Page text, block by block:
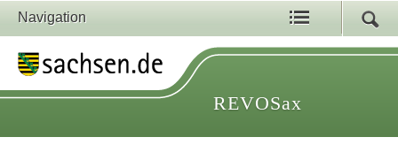
Navigation
REVOSax